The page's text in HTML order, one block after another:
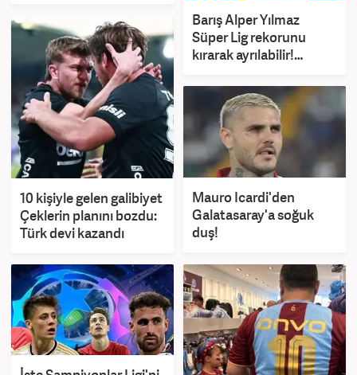
Barış Alper Yılmaz
Süper Lig rekorunu
kırarak ayrılabilir!
10 kişiyle gelen galibiyet
Çeklerin planını bozdu:
Türk devi kazandı
Mauro Icardi'den
Galatasaray'a soğuk
duş!